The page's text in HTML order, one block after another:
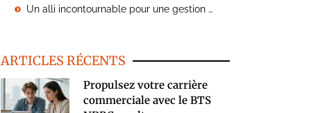
Un alli incontournable pour une gestion efficace de la coproprit
ARTICLES RÉCENTS
Propulsez votre carrière
commerciale avec le BTS